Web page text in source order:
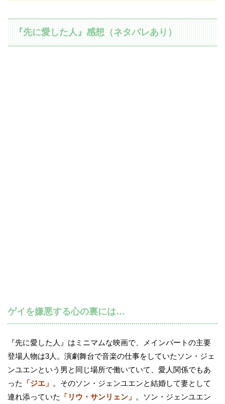
『先に愛した人』感想（ネタバレあり）
ゲイを嫌悪する心の裏には…
『先に愛した人』はミニマムな映画で、メインパートの主要
登場人物は3人。演劇舞台で音楽の仕事をしていたソン・ジェ
ンユエンという男と同じ場所で働いていて、愛人関係でもあ
った
「ジエ」 。そのソン・ジェンユエンと結婚して妻として
連れ添っていた
「リウ・サンリェン」 。ソン・ジェンユエン